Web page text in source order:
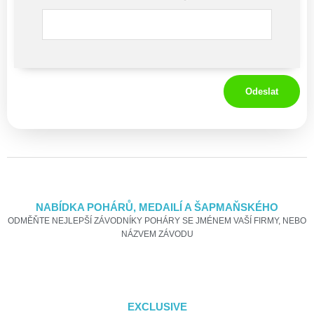
Odeslat
NABÍDKA POHÁRŮ, MEDAILÍ A ŠAPMAŇSKÉHO
ODMĚŇTE NEJLEPŠÍ ZÁVODNÍKY POHÁRY SE JMÉNEM VAŠÍ FIRMY, NEBO
NÁZVEM ZÁVODU
EXCLUSIVE